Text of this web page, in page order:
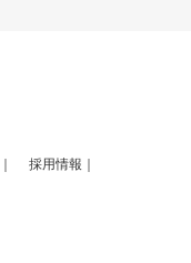
採用情報